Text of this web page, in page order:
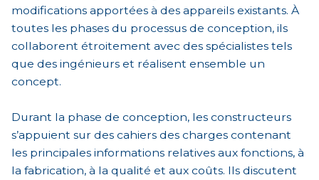
modifications apportées à des appareils existants. À
toutes les phases du processus de conception, ils
collaborent étroitement avec des spécialistes tels
que des ingénieurs et réalisent ensemble un
concept.
Durant la phase de conception, les constructeurs
s’appuient sur des cahiers des charges contenant
les principales informations relatives aux fonctions, à
la fabrication, à la qualité et aux coûts. Ils discutent